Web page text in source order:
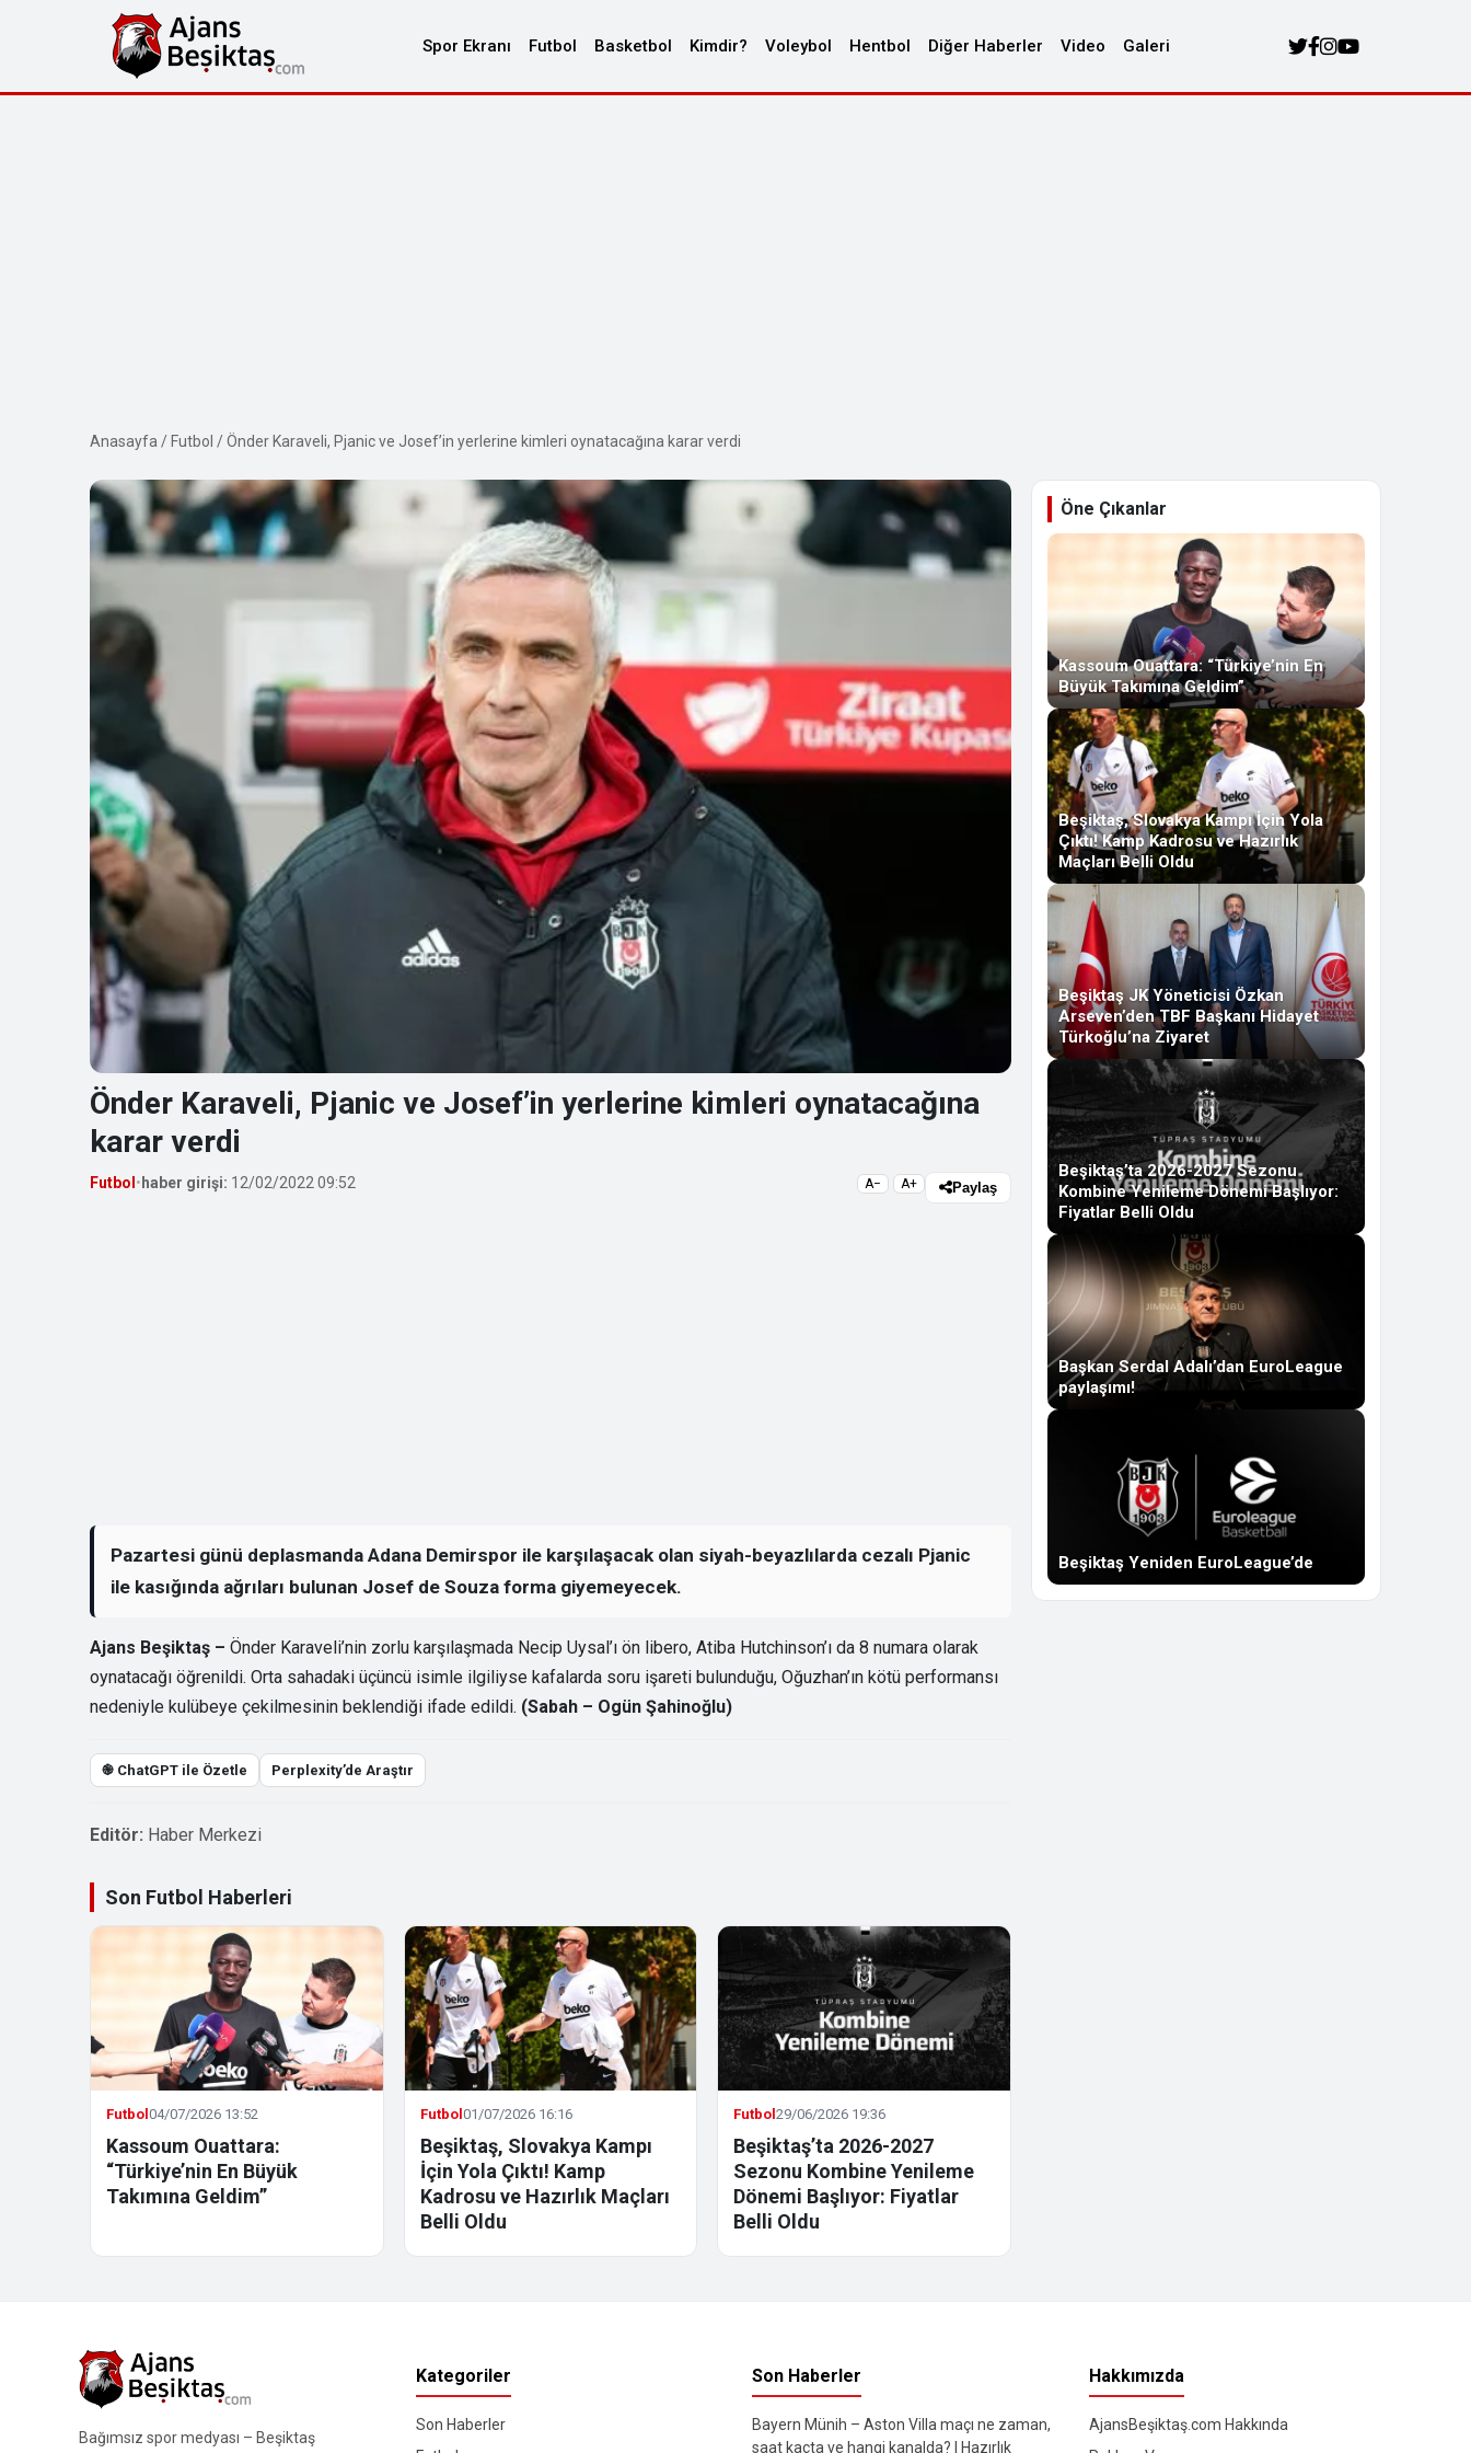
Spor Ekranı Futbol Basketbol Kimdir? Voleybol Hentbol Diğer Haberler Video Galeri
Anasayfa / Futbol /Önder Karaveli, Pjanic ve Josef’in yerlerine kimleri oynatacağına karar verdi
Önder Karaveli, Pjanic ve Josef’in yerlerine kimleri oynatacağına
karar verdi
Futbol • haber girişi: 12/02/2022 09:52 A− A+ Paylaş
Pazartesi günü deplasmanda Adana Demirspor ile karşılaşacak olan siyah-beyazlılarda cezalı Pjanic
ile kasığında ağrıları bulunan Josef de Souza forma giyemeyecek.
Ajans Beşiktaş – Önder Karaveli’nin zorlu karşılaşmada Necip Uysal’ı ön libero, Atiba Hutchinson’ı da 8 numara olarak
oynatacağı öğrenildi. Orta sahadaki üçüncü isimle ilgiliyse kafalarda soru işareti bulunduğu, Oğuzhan’ın kötü performansı
nedeniyle kulübeye çekilmesinin beklendiği ifade edildi. (Sabah – Ogün Şahinoğlu)
֎ ChatGPT ile Özetle Perplexity’de Araştır
Editör: Haber Merkezi
Son Futbol Haberleri
Futbol 04/07/2026 13:52
Kassoum Ouattara:
“Türkiye’nin En Büyük
Takımına Geldim”
Futbol 01/07/2026 16:16
Beşiktaş, Slovakya Kampı
İçin Yola Çıktı! Kamp
Kadrosu ve Hazırlık Maçları
Belli Oldu
Futbol29/06/2026 19:36
Beşiktaş’ta 2026-2027
Sezonu Kombine Yenileme
Dönemi Başlıyor: Fiyatlar
Belli Oldu
Öne Çıkanlar
Kassoum Ouattara: “Türkiye’nin En
Büyük Takımına Geldim”
Beşiktaş, Slovakya Kampı İçin Yola
Çıktı! Kamp Kadrosu ve Hazırlık
Maçları Belli Oldu
Beşiktaş JK Yöneticisi Özkan
Arseven’den TBF Başkanı Hidayet
Türkoğlu’na Ziyaret
Beşiktaş’ta 2026-2027 Sezonu
Kombine Yenileme Dönemi Başlıyor:
Fiyatlar Belli Oldu
Başkan Serdal Adalı’dan EuroLeague
paylaşımı!
Beşiktaş Yeniden EuroLeague’de
Bağımsız spor medyası – Beşiktaş
Kategoriler
Son Haberler
Son Haberler
Bayern Münih – Aston Villa maçı ne zaman,
saat kaçta ve hangi kanalda? | Hazırlık
Hakkımızda
AjansBeşiktaş.com Hakkında